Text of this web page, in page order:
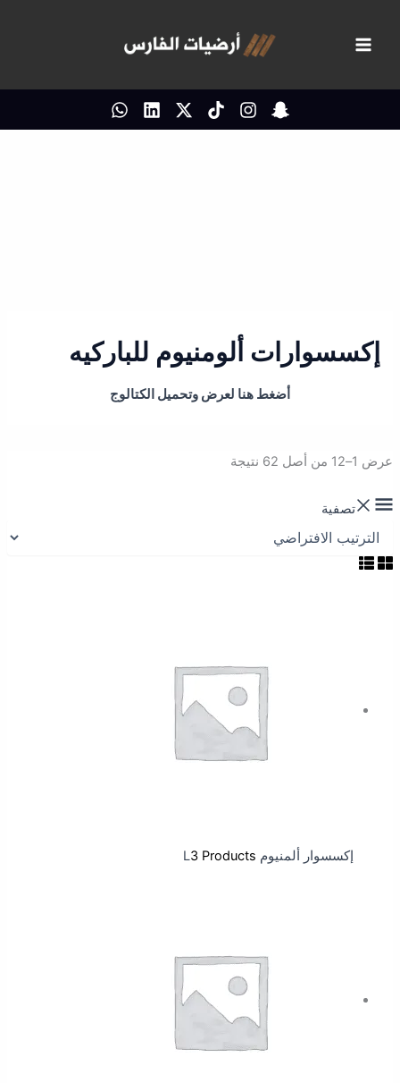
المحتوى
إكسسوارات ألومنيوم للباركيه
أضغط هنا لعرض وتحميل الكتالوج
عرض 1–12 من أصل 62 نتيجة
تصفية
إكسسوار ألمنيوم L 3 Products